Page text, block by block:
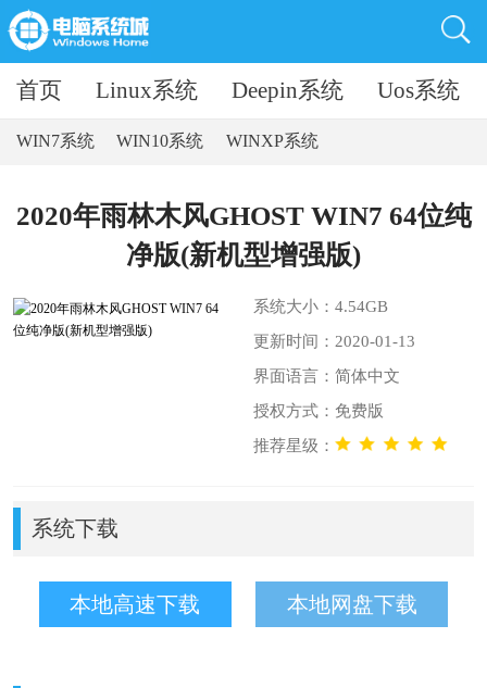
首页 Linux系统 Deepin系统 Uos系统
WIN7系统 WIN10系统 WINXP系统
2020年雨林木风GHOST WIN7 64位纯
净版(新机型增强版)
系统大小：4.54GB
更新时间：2020-01-13
界面语言：简体中文
授权方式：免费版
推荐星级：
系统下载
本地高速下载 本地网盘下载